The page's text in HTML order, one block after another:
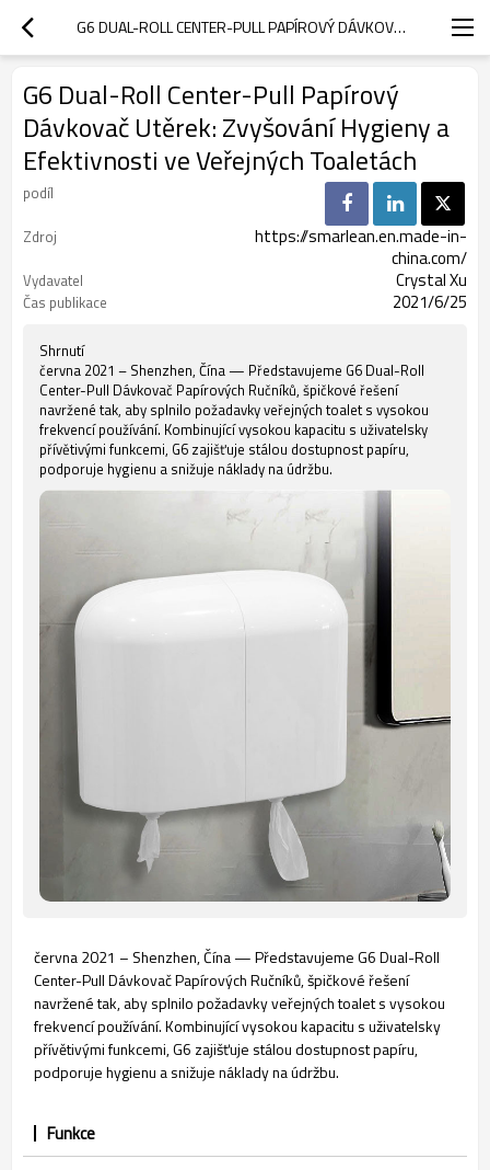
G6 DUAL-ROLL CENTER-PULL PAPÍROVÝ DÁVKOVAČ UTĚREK: ZVYŠOVÁNÍ HYGIENY A EFEKTIVNOSTI VE VEŘEJNÝCH TOALETÁCH
G6 Dual-Roll Center-Pull Papírový
Dávkovač Utěrek: Zvyšování Hygieny a
Efektivnosti ve Veřejných Toaletách
podíl
Zdroj
https://smarlean.en.made-in-
china.com/
Vydavatel Crystal Xu
Čas publikace 2021/6/25
Shrnutí
června 2021 – Shenzhen, Čína — Představujeme G6 Dual-Roll
Center-Pull Dávkovač Papírových Ručníků, špičkové řešení
navržené tak, aby splnilo požadavky veřejných toalet s vysokou
frekvencí používání. Kombinující vysokou kapacitu s uživatelsky
přívětivými funkcemi, G6 zajišťuje stálou dostupnost papíru,
podporuje hygienu a snižuje náklady na údržbu.
června 2021 – Shenzhen, Čína — Představujeme G6 Dual-Roll
Center-Pull Dávkovač Papírových Ručníků, špičkové řešení
navržené tak, aby splnilo požadavky veřejných toalet s vysokou
frekvencí používání. Kombinující vysokou kapacitu s uživatelsky
přívětivými funkcemi, G6 zajišťuje stálou dostupnost papíru,
podporuje hygienu a snižuje náklady na údržbu.
Funkce